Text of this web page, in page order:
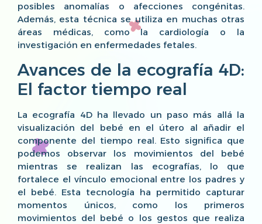
posibles anomalías o afecciones congénitas.
Además, esta técnica se utiliza en muchas otras
áreas médicas, como la cardiología o la
investigación en enfermedades fetales.
Avances de la ecografía 4D:
El factor tiempo real
La ecografía 4D ha llevado un paso más allá la
visualización del bebé en el útero al añadir el
componente del tiempo real. Esto significa que
podemos observar los movimientos del bebé
mientras se realizan las ecografías, lo que
fortalece el vínculo emocional entre los padres y
el bebé. Esta tecnología ha permitido capturar
momentos únicos, como los primeros
movimientos del bebé o los gestos que realiza